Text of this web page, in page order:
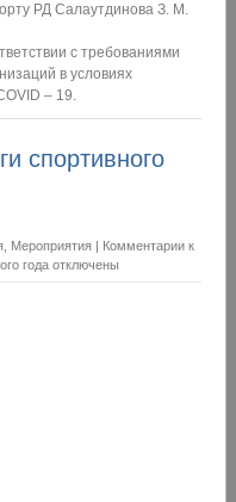
РД Салаутдинова З. М.
с требованиями
в условиях
– 19.
спортивного
, Мероприятия Комментарии к
года отключены